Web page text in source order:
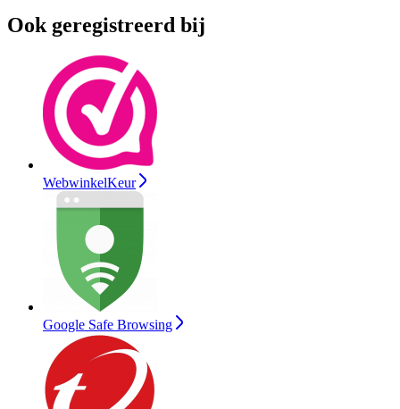
Ook geregistreerd bij
WebwinkelKeur
Google Safe Browsing